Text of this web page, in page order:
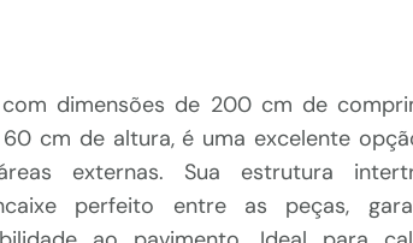
dimensões de 200 cm de
cm de altura, é uma excelente
externas. Sua estrutura
perfeito entre as peças,